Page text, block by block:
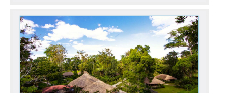
Una de las mejores formas de acercarse a la cultura
garífuna es visitar alguno de los pequeños museos
que se encuentran en distintas partes de Belice. El